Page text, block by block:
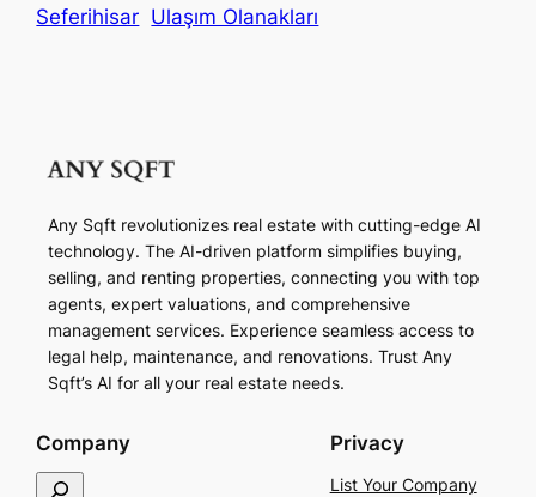
Seferihisar Ulaşım Olanakları
Any Sqft revolutionizes real estate with cutting-edge AI
technology. The AI-driven platform simplifies buying,
selling, and renting properties, connecting you with top
agents, expert valuations, and comprehensive
management services. Experience seamless access to
legal help, maintenance, and renovations. Trust Any
Sqft’s AI for all your real estate needs.
Company Privacy
List Your Company